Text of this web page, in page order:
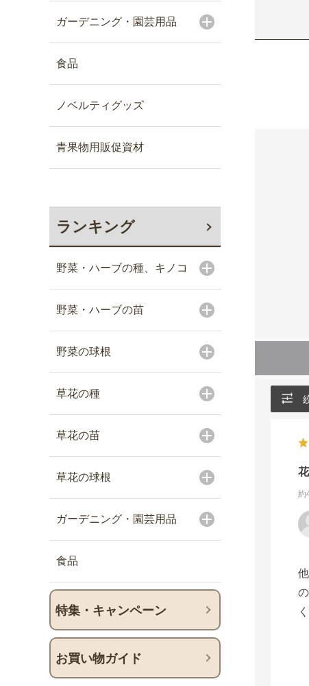
ガーデニング・園芸用品
食品
ノベルティグッズ
青果物用販促資材
ランキング
野菜・ハーブの種、キノコ
野菜・ハーブの苗
野菜の球根
草花の種
草花の苗
草花の球根
ガーデニング・園芸用品
食品
特集・キャンペーン
お買い物ガイド
約